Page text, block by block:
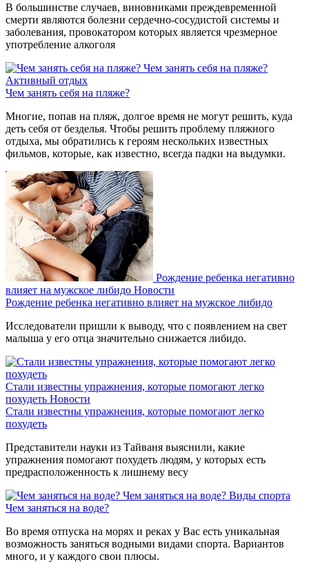
В большинстве случаев, виновниками преждевременной
смерти являются болезни сердечно-сосудистой системы и
заболевания, провокатором которых является чрезмерное
употребление алкоголя
Чем занять себя на пляже?
Активный отдых
Чем занять себя на пляже?
Многие, попав на пляж, долгое время не могут решить, куда
деть себя от безделья. Чтобы решить проблему пляжного
отдыха, мы обратились к героям нескольких известных
фильмов, которые, как известно, всегда падки на выдумки.
Рождение ребенка негативно
влияет на мужское либидо Новости
Рождение ребенка негативно влияет на мужское либидо
Исследователи пришли к выводу, что с появлением на свет
малыша у его отца значительно снижается либидо.
Стали известны упражнения, которые помогают легко
похудеть Новости
Стали известны упражнения, которые помогают легко
похудеть
Представители науки из Тайваня выяснили, какие
упражнения помогают похудеть людям, у которых есть
предрасположенность к лишнему весу
Чем заняться на воде? Виды спорта
Чем заняться на воде?
Во время отпуска на морях и реках у Вас есть уникальная
возможность заняться водными видами спорта. Вариантов
много, и у каждого свои плюсы.